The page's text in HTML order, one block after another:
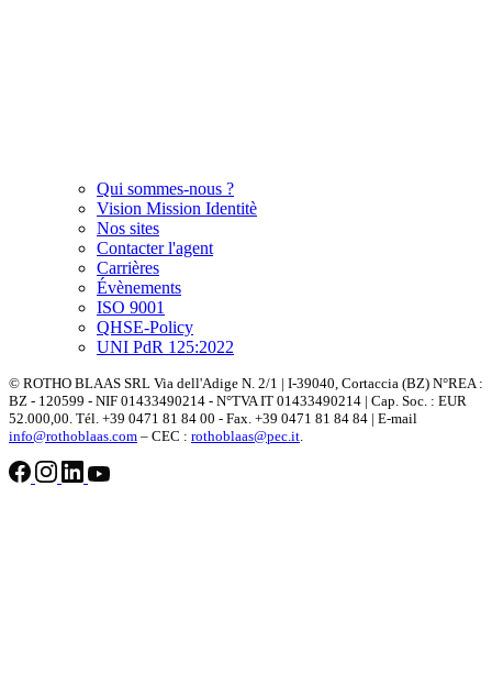
Qui sommes-nous ?
Vision Mission Identitè
Nos sites
Contacter l'agent
Carrières
Évènements
ISO 9001
QHSE-Policy
UNI PdR 125:2022
© ROTHO BLAAS SRL Via dell'Adige N. 2/1 | I-39040, Cortaccia (BZ) N°REA :
BZ - 120599 - NIF 01433490214 - N°TVA IT 01433490214 | Cap. Soc. : EUR
52.000,00. Tél. +39 0471 81 84 00 - Fax. +39 0471 81 84 84 | E-mail
info@rothoblaas.com – CEC : rothoblaas@pec.it.